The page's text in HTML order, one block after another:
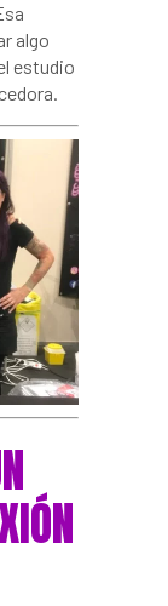
algo
estudio